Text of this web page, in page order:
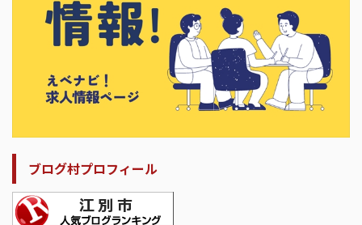
ブログ村プロフィール